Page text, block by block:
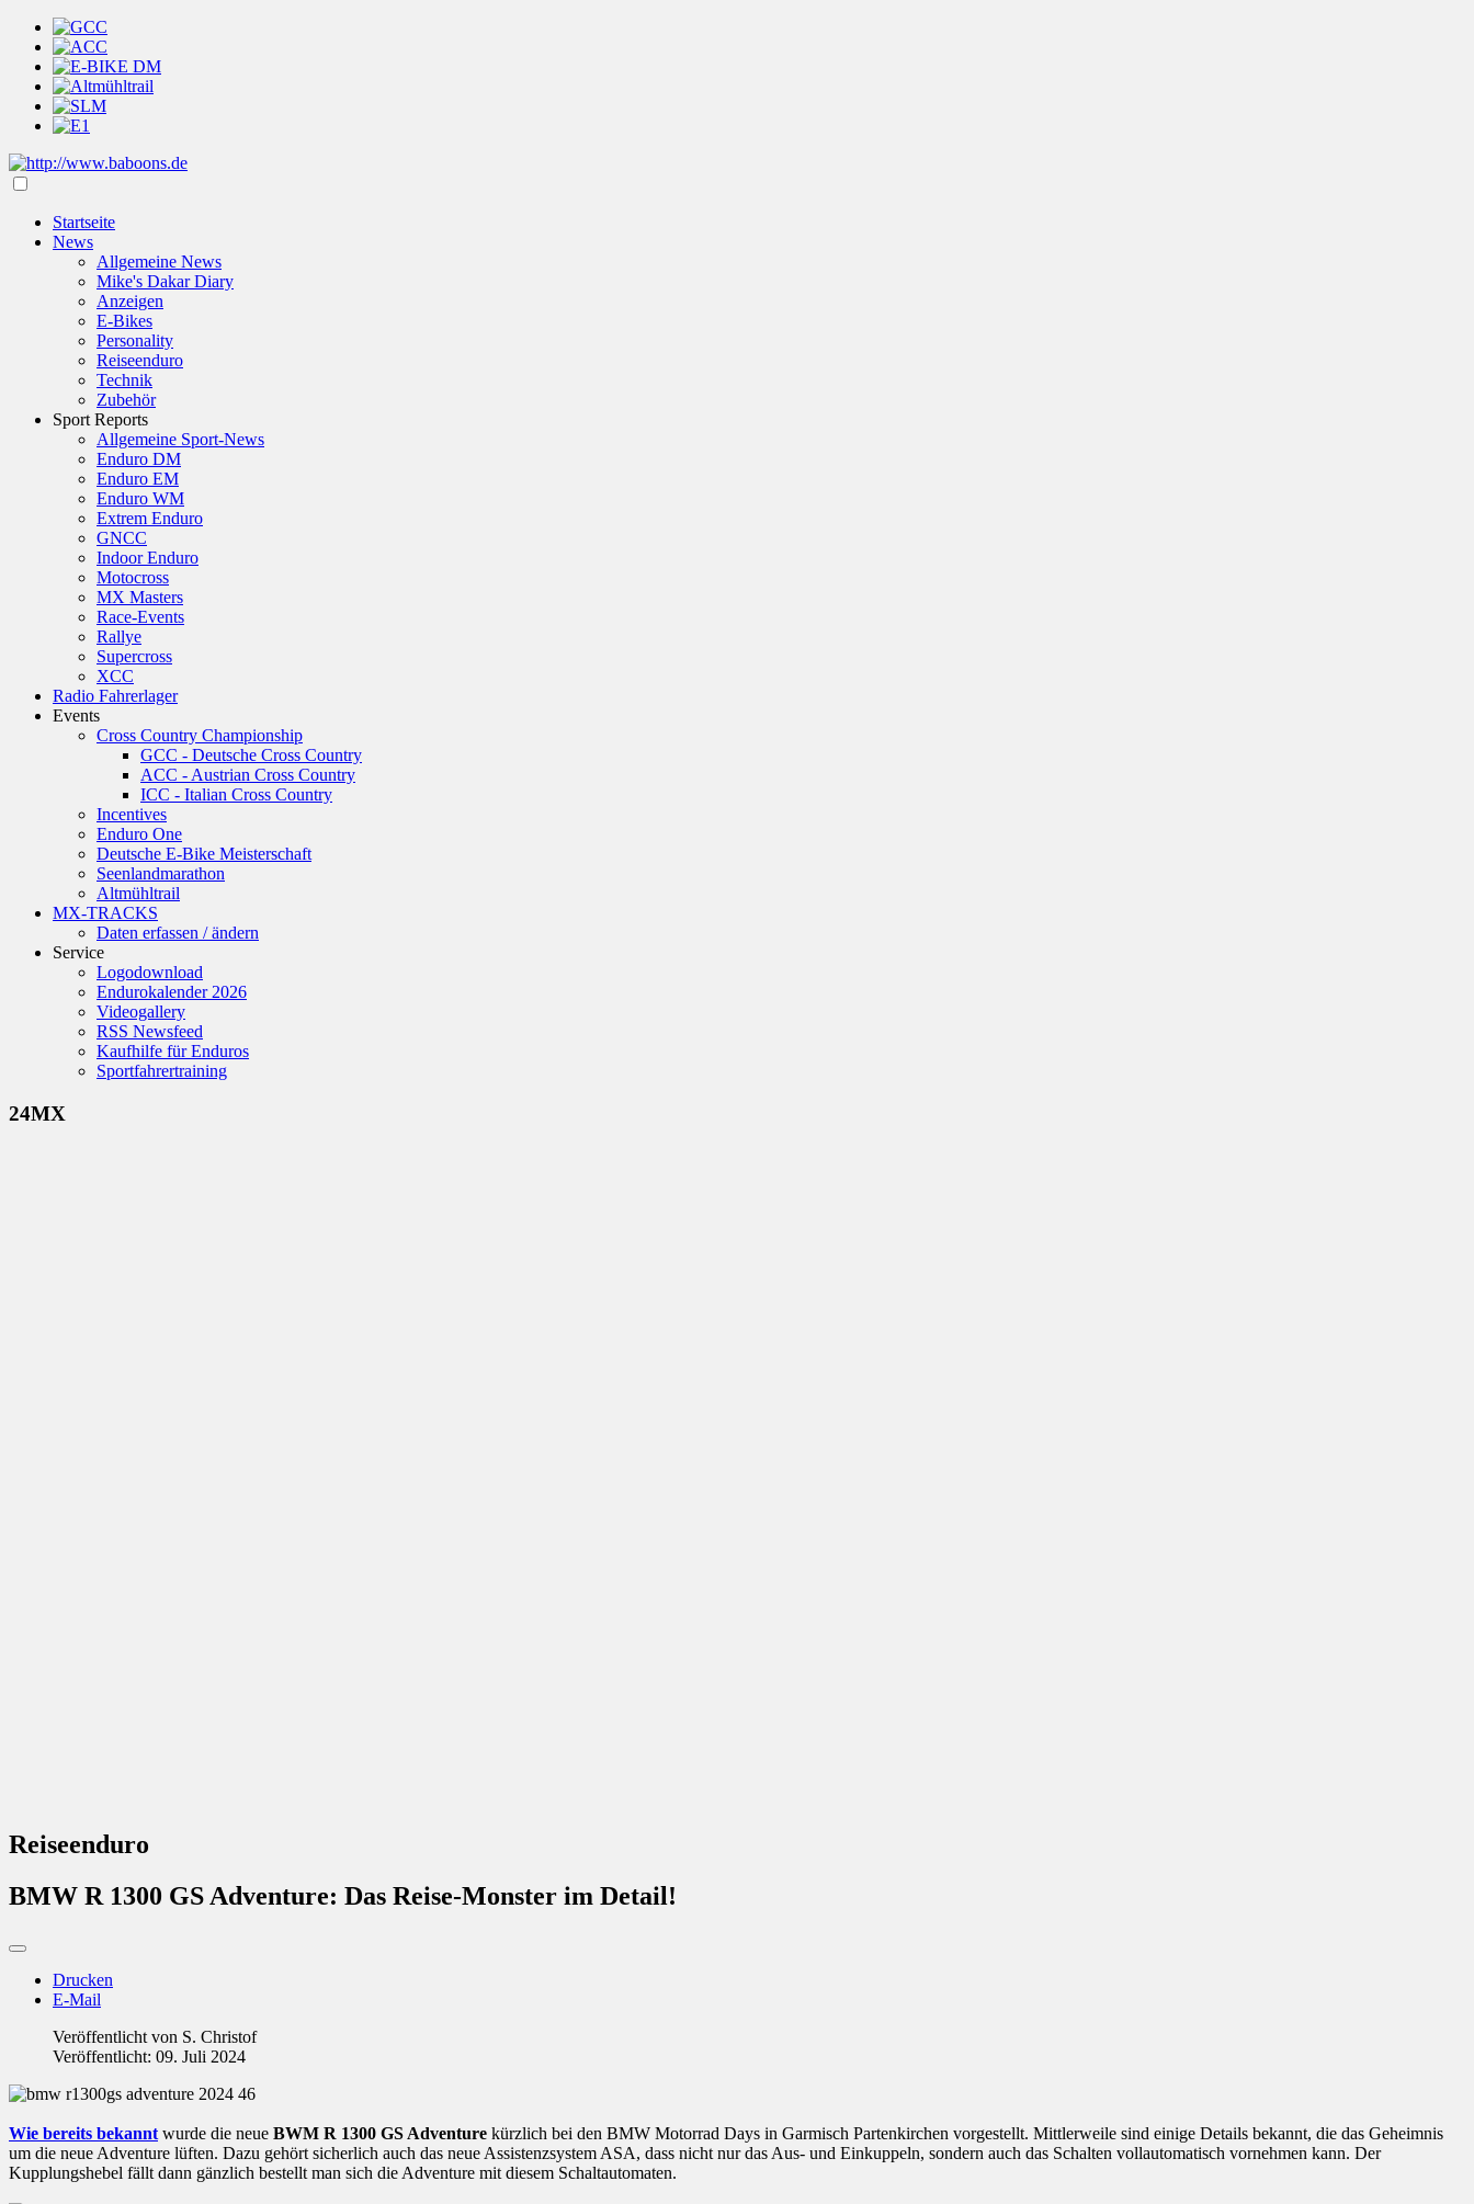
Startseite
News
Allgemeine News
Mike's Dakar Diary
Anzeigen
E-Bikes
Personality
Reiseenduro
Technik
Zubehör
Sport Reports
Allgemeine Sport-News
Enduro DM
Enduro EM
Enduro WM
Extrem Enduro
GNCC
Indoor Enduro
Motocross
MX Masters
Race-Events
Rallye
Supercross
XCC
Radio Fahrerlager
Events
Cross Country Championship
GCC - Deutsche Cross Country
ACC - Austrian Cross Country
ICC - Italian Cross Country
Incentives
Enduro One
Deutsche E-Bike Meisterschaft
Seenlandmarathon
Altmühltrail
MX-TRACKS
Daten erfassen / ändern
Service
Logodownload
Endurokalender 2026
Videogallery
RSS Newsfeed
Kaufhilfe für Enduros
Sportfahrertraining
24MX
Reiseenduro
BMW R 1300 GS Adventure: Das Reise-Monster im Detail!
Drucken
E-Mail
Veröffentlicht von S. Christof
Veröffentlicht: 09. Juli 2024
Wie bereits bekannt wurde die neue BWM R 1300 GS Adventure kürzlich bei den BMW Motorrad Days in Garmisch Partenkirchen vorgestellt. Mittlerweile sind einige Details bekannt, die das Geheimnis
um die neue Adventure lüften. Dazu gehört sicherlich auch das neue Assistenzsystem ASA, dass nicht nur das Aus- und Einkuppeln, sondern auch das Schalten vollautomatisch vornehmen kann. Der
Kupplungshebel fällt dann gänzlich bestellt man sich die Adventure mit diesem Schaltautomaten.